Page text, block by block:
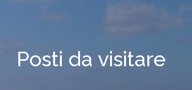
Posti da visitare